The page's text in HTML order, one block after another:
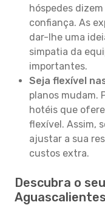
hóspedes
confiança. As
dar-lhe uma
simpatia da
importantes.
Seja flexível
planos mudam.
hotéis que
flexível. Assim,
ajustar a sua
custos extra.
Descubra o
Aguascalientes